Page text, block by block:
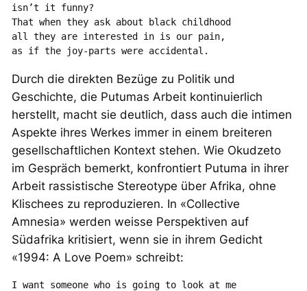
isn’t it funny?
That when they ask about black childhood
all they are interested in is our pain,
as if the joy-parts were accidental.
Durch die direkten Bezüge zu Politik und
Geschichte, die Putumas Arbeit kontinuierlich
herstellt, macht sie deutlich, dass auch die intimen
Aspekte ihres Werkes immer in einem breiteren
gesellschaftlichen Kontext stehen. Wie Okudzeto
im Gespräch bemerkt, konfrontiert Putuma in ihrer
Arbeit rassistische Stereotype über Afrika, ohne
Klischees zu reproduzieren. In «Collective
Amnesia» werden weisse Perspektiven auf
Südafrika kritisiert, wenn sie in ihrem Gedicht
«1994: A Love Poem» schreibt:
I want someone who is going to look at me